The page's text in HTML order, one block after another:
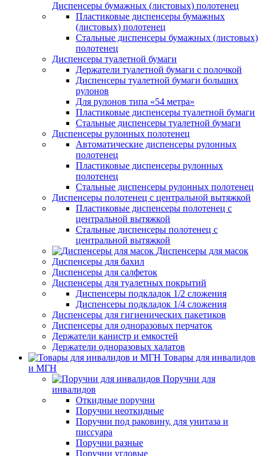
Диспенсеры бумажных (листовых) полотенец
Пластиковые диспенсеры бумажных
(листовых) полотенец
Стальные диспенсеры бумажных (листовых)
полотенец
Диспенсеры туалетной бумаги
Держатели туалетной бумаги с полочкой
Диспенсеры туалетной бумаги больших
рулонов
Для рулонов типа «54 метра»
Пластиковые диспенсеры туалетной бумаги
Стальные диспенсеры туалетной бумаги
Диспенсеры рулонных полотенец
Автоматические диспенсеры рулонных
полотенец
Пластиковые диспенсеры рулонных
полотенец
Стальные диспенсеры рулонных полотенец
Диспенсеры полотенец с центральной вытяжкой
Пластиковые диспенсеры полотенец с
центральной вытяжкой
Стальные диспенсеры полотенец с
центральной вытяжкой
Диспенсеры для масок
Диспенсеры для бахил
Диспенсеры для салфеток
Диспенсеры для туалетных покрытий
Диспенсеры подкладок 1/2 сложения
Диспенсеры подкладок 1/4 сложения
Диспенсеры для гигиенических пакетиков
Диспенсеры для одноразовых перчаток
Держатели канистр и емкостей
Держатели одноразовых халатов
Товары для инвалидов
и МГН
Поручни для
инвалидов
Откидные поручни
Поручни неоткидные
Поручни под раковину, для унитаза и
писсуара
Поручни разные
Поручни угловые